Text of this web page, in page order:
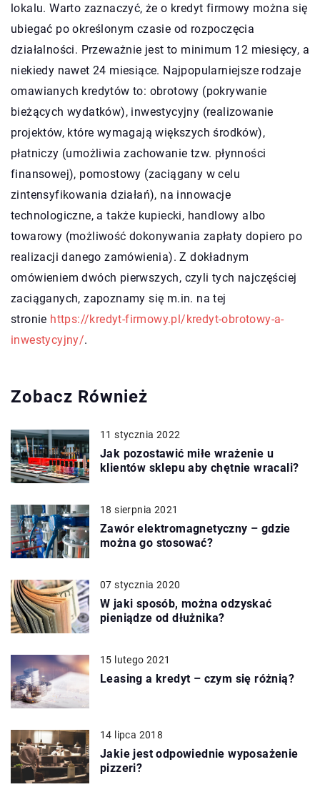
lokalu. Warto zaznaczyć, że o kredyt firmowy można się
ubiegać po określonym czasie od rozpoczęcia
działalności. Przeważnie jest to minimum 12 miesięcy, a
niekiedy nawet 24 miesiące. Najpopularniejsze rodzaje
omawianych kredytów to: obrotowy (pokrywanie
bieżących wydatków), inwestycyjny (realizowanie
projektów, które wymagają większych środków),
płatniczy (umożliwia zachowanie tzw. płynności
finansowej), pomostowy (zaciągany w celu
zintensyfikowania działań), na innowacje
technologiczne, a także kupiecki, handlowy albo
towarowy (możliwość dokonywania zapłaty dopiero po
realizacji danego zamówienia). Z dokładnym
omówieniem dwóch pierwszych, czyli tych najczęściej
zaciąganych, zapoznamy się m.in. na tej
stronie https://kredyt-firmowy.pl/kredyt-obrotowy-a-
inwestycyjny/.
Zobacz Również
11 stycznia 2022
Jak pozostawić miłe wrażenie u
klientów sklepu aby chętnie wracali?
18 sierpnia 2021
Zawór elektromagnetyczny – gdzie
można go stosować?
07 stycznia 2020
W jaki sposób, można odzyskać
pieniądze od dłużnika?
15 lutego 2021
Leasing a kredyt – czym się różnią?
14 lipca 2018
Jakie jest odpowiednie wyposażenie
pizzeri?